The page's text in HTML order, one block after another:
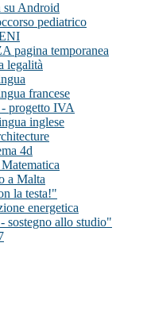
su Android
pediatrico
pagina temporanea
legalità
francese
progetto IVA
inglese
4d
a Malta
la testa!"
energetica
sostegno allo studio"